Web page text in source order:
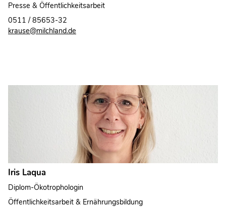
Presse & Öffentlichkeitsarbeit
0511 / 85653-32
krause@milchland.de
Iris Laqua
Diplom-Ökotrophologin
Öffentlichkeitsarbeit & Ernährungsbildung